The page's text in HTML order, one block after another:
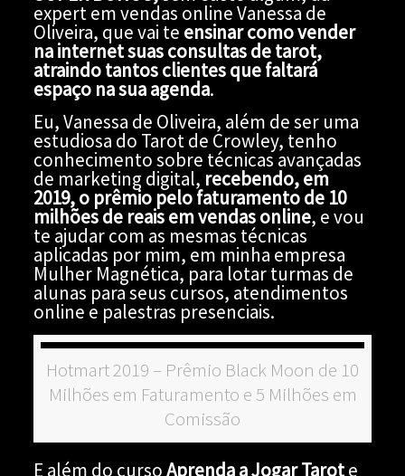
expert em vendas online Vanessa de
Oliveira, que vai te ensinar como vender
na internet suas consultas de tarot,
atraindo tantos clientes que faltará
espaço na sua agenda.
Eu, Vanessa de Oliveira, além de ser uma
estudiosa do Tarot de Crowley, tenho
conhecimento sobre técnicas avançadas
de marketing digital, recebendo, em
2019, o prêmio pelo faturamento de 10
milhões de reais em vendas online, e vou
te ajudar com as mesmas técnicas
aplicadas por mim, em minha empresa
Mulher Magnética, para lotar turmas de
alunas para seus cursos, atendimentos
online e palestras presenciais.
Hotmart 2019 – Prêmio Black Moon de 10
Milhões em Faturamento e 5 Milhões em
Comissão
E além do cursoAprenda a Jogar Tarote